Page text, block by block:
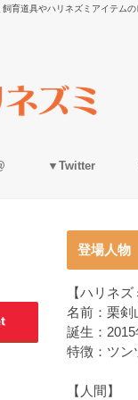
育道具やハリネズミアイテムの
▼Twitter
登場人物
【ハリネズ
名前：栗剣
誕生：2015
特徴：ツン
【人間】